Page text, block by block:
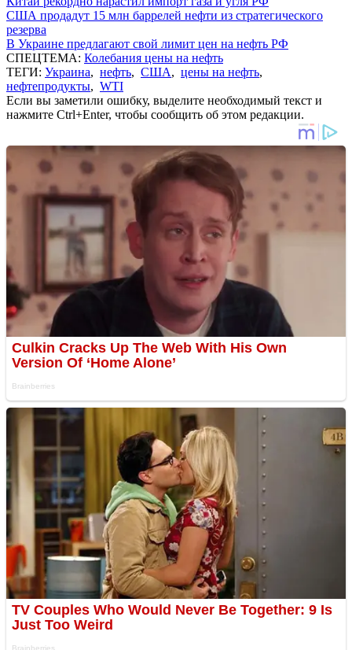
США продадут 15 млн баррелей нефти из стратегического
резерва
В Украине предлагают свой лимит цен на нефть РФ
СПЕЦТЕМА: Колебания цены на нефть
ТЕГИ: Украина, нефть, США, цены на нефть,
нефтепродукты, WTI
Если вы заметили ошибку, выделите необходимый текст и
нажмите Ctrl+Enter, чтобы сообщить об этом редакции.